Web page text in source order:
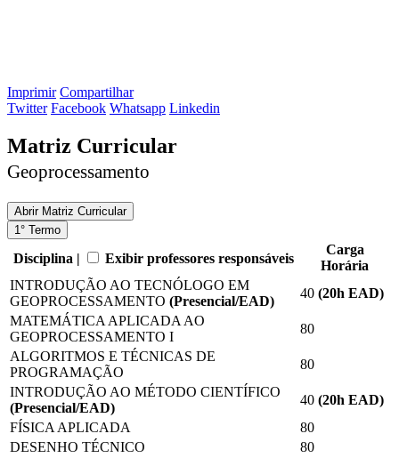
Imprimir Compartilhar
Twitter Facebook Whatsapp Linkedin
Matriz Curricular
Geoprocessamento
AbrirMatriz Curricular
1° Termo
Disciplina | Exibir professores responsáveis
Carga
Horária
INTRODUÇÃO AO TECNÓLOGO EM
GEOPROCESSAMENTO (Presencial/EAD)
40 (20h EAD)
MATEMÁTICA APLICADA AO
GEOPROCESSAMENTO I
80
ALGORITMOS E TÉCNICAS DE
PROGRAMAÇÃO
80
INTRODUÇÃO AO MÉTODO CIENTÍFICO
(Presencial/EAD)
40 (20h EAD)
FÍSICA APLICADA
80
DESENHO TÉCNICO
80